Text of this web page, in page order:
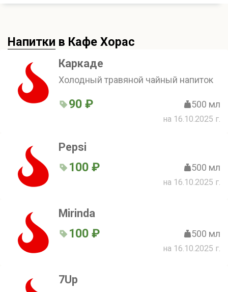
Напитки в Кафе Хорас
Каркаде
Холодный травяной чайный напиток
90 ₽ 500 мл
на 16.10.2025 г.
Pepsi
100 ₽ 500 мл
на 16.10.2025 г.
Mirinda
100 ₽ 500 мл
на 16.10.2025 г.
7Up